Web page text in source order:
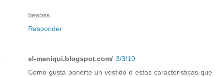
besoss
Responder
el-maniqui.blogspot.com/ 3/3/10
Como gusta ponerte un vestido d estas caracteristicas que